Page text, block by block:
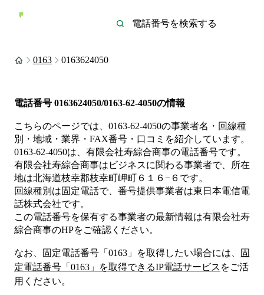
0163 0163624050
電話番号 0163624050/0163-62-4050の情報
こちらのページでは、 0163-62-4050の事業者名・回線種
別・地域・業界・FAX番号・口コミを紹介しています。
0163-62-4050は、 有限会社寿綜合商事の電話番号です。
有限会社寿綜合商事は ビジネスに関わる事業者で、所在
地は北海道枝幸郡枝幸町岬町６１６−６ です。
回線種別は固定電話で、番号提供事業者は東日本電信電
話株式会社です。
この電話番号を保有する事業者の最新情報は有限会社寿
綜合商事のHPをご確認ください。
なお、固定電話番号「 0163 」を取得したい場合には、
固
定電話番号「 0163 」を取得できるIP電話サービス をご活
用ください。